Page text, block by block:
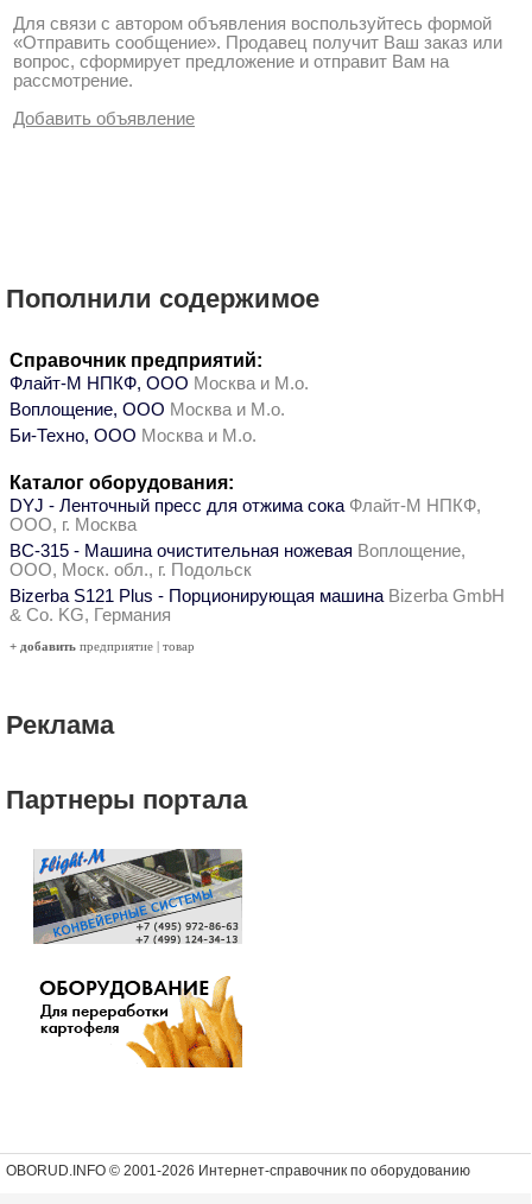
Для связи с автором объявления воспользуйтесь формой
«Отправить сообщение». Продавец получит Ваш заказ или
вопрос, сформирует предложение и отправит Вам на
рассмотрение.
Добавить объявление
Пополнили содержимое
Справочник предприятий:
Флайт-М НПКФ, ООО Москва и М.о.
Воплощение, ООО Москва и М.о.
Би-Техно, ООО Москва и М.о.
Каталог оборудования:
DYJ - Ленточный пресс для отжима сока Флайт-М НПКФ,
ООО, г. Москва
ВС-315 - Машина очистительная ножевая Воплощение,
ООО, Моск. обл., г. Подольск
Bizerba S121 Plus - Порционирующая машина Bizerba GmbH
& Co. KG, Германия
+ добавить предприятие | товар
Реклама
Партнеры портала
OBORUD.INFO © 2001-2026 Интернет-справочник по оборудованию